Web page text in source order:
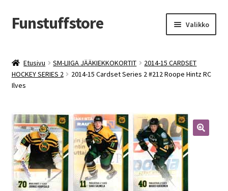
Siirry
navigointiin
Siirry
sisältöön
Funstuffstore Valikko
Etusivu SM-LIIGA JÄÄKIEKKOKORTIT
2014-15 CARDSET
HOCKEY SERIES 2
2014-15 Cardset Series 2 #212 Roope Hintz RC
Ilves